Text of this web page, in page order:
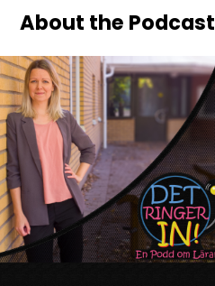
About the Podcast